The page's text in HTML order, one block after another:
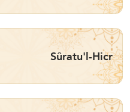
Sûratu'l-Hicr